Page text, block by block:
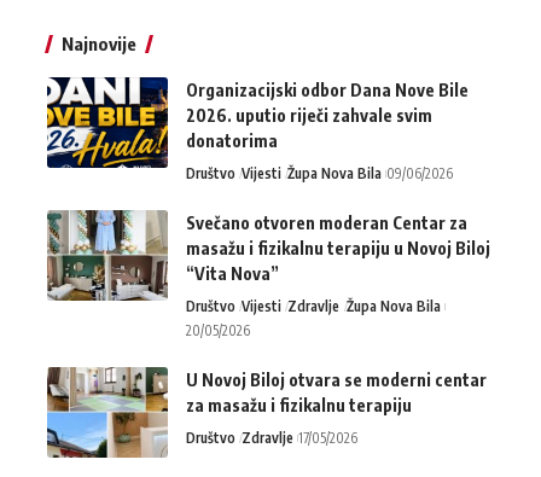
Najnovije
Organizacijski odbor Dana Nove Bile
2026. uputio riječi zahvale svim
donatorima
Društvo Vijesti Župa Nova Bila 09/06/2026
Svečano otvoren moderan Centar za
masažu i fizikalnu terapiju u Novoj Biloj
“Vita Nova”
Društvo Vijesti Zdravlje Župa Nova Bila
20/05/2026
U Novoj Biloj otvara se moderni centar
za masažu i fizikalnu terapiju
Društvo Zdravlje 17/05/2026